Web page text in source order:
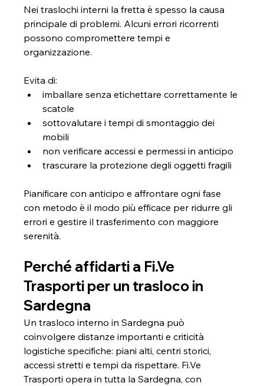
Nei traslochi interni la fretta è spesso la causa
principale di problemi. Alcuni errori ricorrenti
possono compromettere tempi e
organizzazione.
Evita di:
imballare senza etichettare correttamente le
scatole
sottovalutare i tempi di smontaggio dei
mobili
non verificare accessi e permessi in anticipo
trascurare la protezione degli oggetti fragili
Pianificare con anticipo e affrontare ogni fase
con metodo è il modo più efficace per ridurre gli
errori e gestire il trasferimento con maggiore
serenità.
Perché affidarti a Fi.Ve
Trasporti per un trasloco in
Sardegna
Un trasloco interno in Sardegna può
coinvolgere distanze importanti e criticità
logistiche specifiche: piani alti, centri storici,
accessi stretti e tempi da rispettare. Fi.Ve
Trasporti opera in tutta la Sardegna, con